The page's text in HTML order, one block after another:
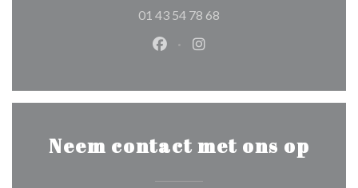
01 43 54 78 68
Facebook ((opent in een nieuw
Instagram ((opent in een
Neem contact met ons op